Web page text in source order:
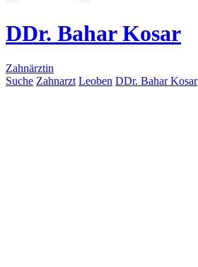
DDr. Bahar Kosar
Zahnärztin
Suche Zahnarzt Leoben DDr. Bahar Kosar